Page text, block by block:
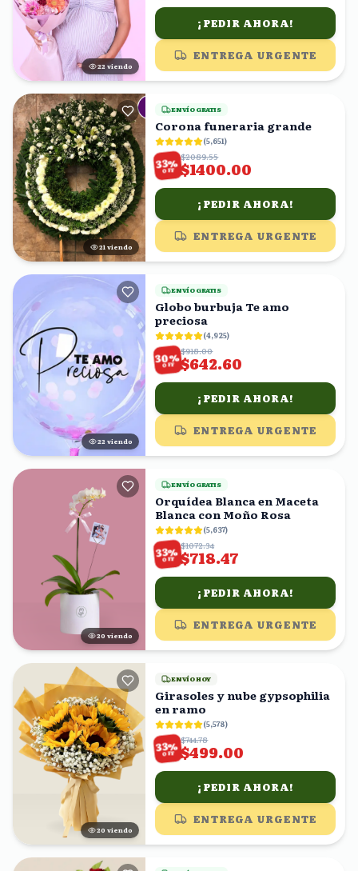
22 viendo
¡PEDIR AHORA!
ENTREGA URGENTE
22 viendo
ENVÍO GRATIS
Corona funeraria grande
(5,651)
33%
OFF
$2089.55
$1400.00
¡PEDIR AHORA!
ENTREGA URGENTE
21 viendo
ENVÍO GRATIS
Globo burbuja Te amo
preciosa
(4,925)
30%
OFF
$918.00
$642.60
¡PEDIR AHORA!
ENTREGA URGENTE
20 viendo
ENVÍO GRATIS
Orquídea Blanca en Maceta
Blanca con Moño Rosa
(5,637)
33%
OFF
$1072.34
$718.47
¡PEDIR AHORA!
ENTREGA URGENTE
20 viendo
ENVÍO HOY
Girasoles y nube gypsophilia
en ramo
(5,578)
33%
OFF
$744.78
$499.00
¡PEDIR AHORA!
ENTREGA URGENTE